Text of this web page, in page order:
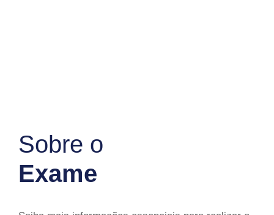
Sobre o
Exame